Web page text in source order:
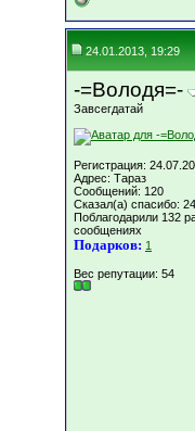
24.01.2013, 19:29
-=Володя=-
Завсегдатай
Регистрация:
Адрес: Тараз
Сообщений: 120
Сказал(а) спасибо:
Поблагодарили 132
сообщениях
Подарков: 1
Вес репутации: 54